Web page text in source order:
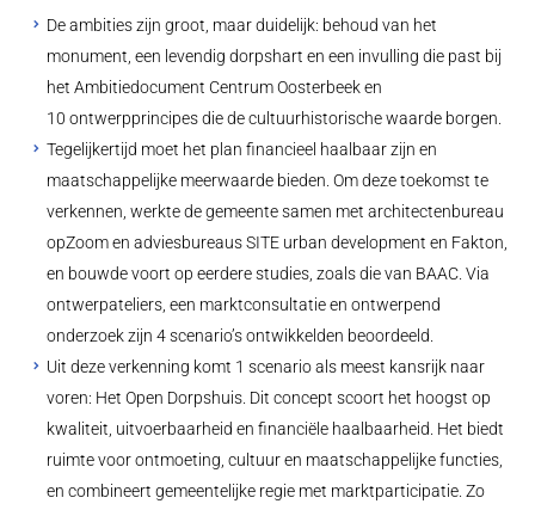
De ambities zijn groot, maar duidelijk: behoud van het
monument, een levendig dorpshart en een invulling die past bij
het Ambitiedocument Centrum Oosterbeek en
10 ontwerpprincipes die de cultuurhistorische waarde borgen.
Tegelijkertijd moet het plan financieel haalbaar zijn en
maatschappelijke meerwaarde bieden. Om deze toekomst te
verkennen, werkte de gemeente samen met architectenbureau
opZoom en adviesbureaus SITE urban development en Fakton,
en bouwde voort op eerdere studies, zoals die van BAAC. Via
ontwerpateliers, een marktconsultatie en ontwerpend
onderzoek zijn 4 scenario’s ontwikkelden beoordeeld.
Uit deze verkenning komt 1 scenario als meest kansrijk naar
voren: Het Open Dorpshuis. Dit concept scoort het hoogst op
kwaliteit, uitvoerbaarheid en financiële haalbaarheid. Het biedt
ruimte voor ontmoeting, cultuur en maatschappelijke functies,
en combineert gemeentelijke regie met marktparticipatie. Zo